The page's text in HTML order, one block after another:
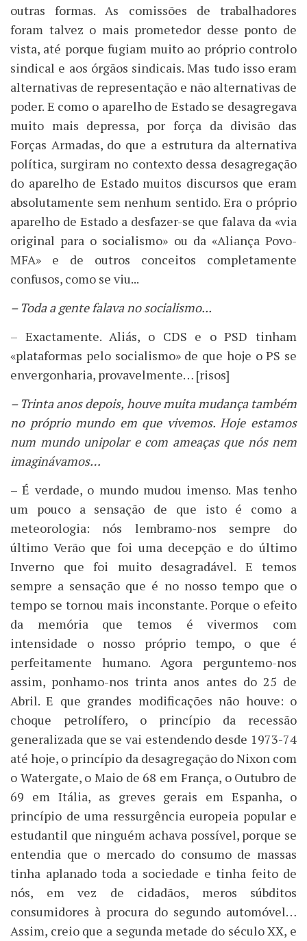
outras formas. As comissões de trabalhadores
foram talvez o mais prometedor desse ponto de
vista, até porque fugiam muito ao próprio controlo
sindical e aos órgãos sindicais. Mas tudo isso eram
alternativas de representação e não alternativas de
poder. E como o aparelho de Estado se desagregava
muito mais depressa, por força da divisão das
Forças Armadas, do que a estrutura da alternativa
política, surgiram no contexto dessa desagregação
do aparelho de Estado muitos discursos que eram
absolutamente sem nenhum sentido. Era o próprio
aparelho de Estado a desfazer-se que falava da «via
original para o socialismo» ou da «Aliança Povo-
MFA» e de outros conceitos completamente
confusos, como se viu...
– Toda a gente falava no socialismo...
– Exactamente. Aliás, o CDS e o PSD tinham
«plataformas pelo socialismo» de que hoje o PS se
envergonharia, provavelmente… [risos]
– Trinta anos depois, houve muita mudança também
no próprio mundo em que vivemos. Hoje estamos
num mundo unipolar e com ameaças que nós nem
imaginávamos…
– É verdade, o mundo mudou imenso. Mas tenho
um pouco a sensação de que isto é como a
meteorologia: nós lembramo-nos sempre do
último Verão que foi uma decepção e do último
Inverno que foi muito desagradável. E temos
sempre a sensação que é no nosso tempo que o
tempo se tornou mais inconstante. Porque o efeito
da memória que temos é vivermos com
intensidade o nosso próprio tempo, o que é
perfeitamente humano. Agora perguntemo-nos
assim, ponhamo-nos trinta anos antes do 25 de
Abril. E que grandes modificações não houve: o
choque petrolífero, o princípio da recessão
generalizada que se vai estendendo desde 1973-74
até hoje, o princípio da desagregação do Nixon com
o Watergate, o Maio de 68 em França, o Outubro de
69 em Itália, as greves gerais em Espanha, o
princípio de uma ressurgência europeia popular e
estudantil que ninguém achava possível, porque se
entendia que o mercado do consumo de massas
tinha aplanado toda a sociedade e tinha feito de
nós, em vez de cidadãos, meros súbditos
consumidores à procura do segundo automóvel…
Assim, creio que a segunda metade do século XX, e